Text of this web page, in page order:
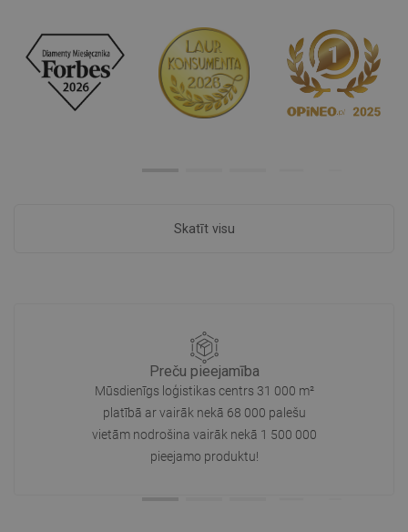
Skatīt visu
Preču pieejamība
Mūsdienīgs loģistikas centrs 31 000 m²
platībā ar vairāk nekā 68 000 palešu
vietām nodrošina vairāk nekā 1 500 000
pieejamo produktu!